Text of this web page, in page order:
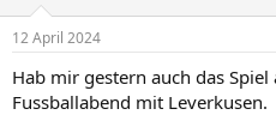
e
:
12 April 2024
Hab mir gestern auch das
Fussballabend mit Leverkusen.